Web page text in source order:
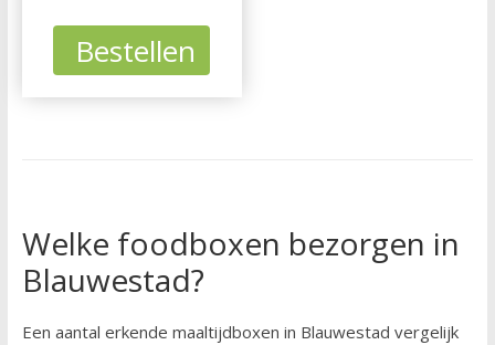
Bestellen
Welke foodboxen bezorgen in
Blauwestad?
Een aantal erkende maaltijdboxen in Blauwestad vergelijk